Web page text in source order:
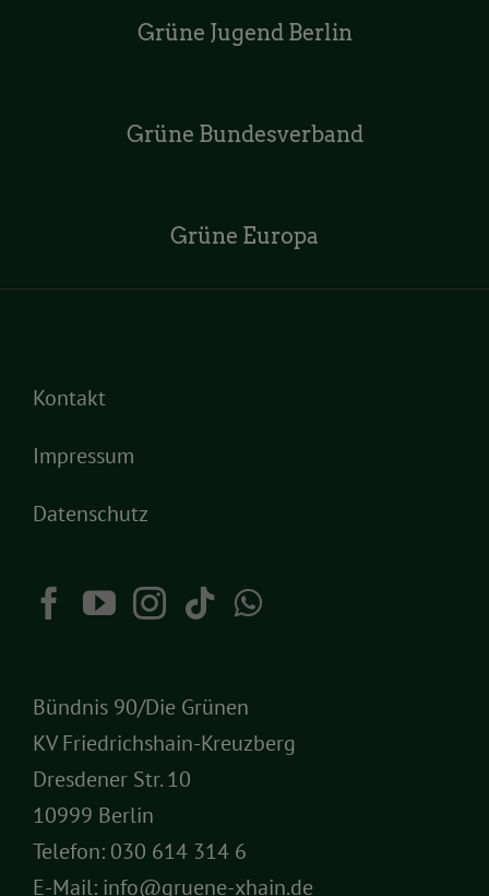
Grüne Jugend Berlin
Grüne Bundesverband
Grüne Europa
Kontakt
Impressum
Datenschutz
Bündnis 90/Die Grünen
KV Friedrichshain-Kreuzberg
Dresdener Str. 10
10999 Berlin
Telefon: 030 614 314 6
E-Mail: info@gruene-xhain.de